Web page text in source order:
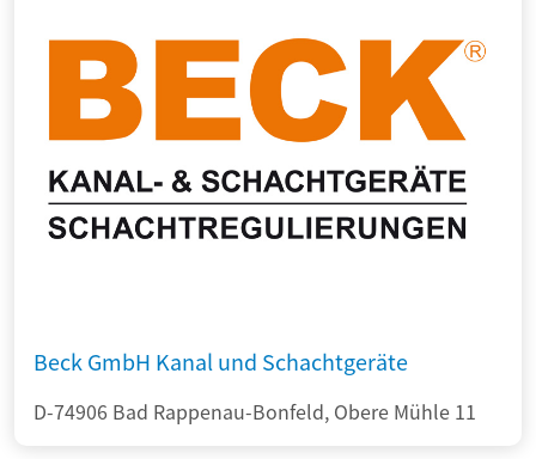
Beck GmbH Kanal und Schachtgeräte
D-74906 Bad Rappenau-Bonfeld, Obere Mühle 11